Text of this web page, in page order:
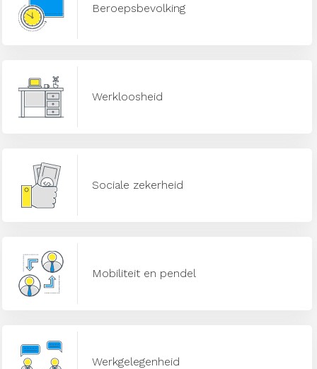
Beroepsbevolking
Werkloosheid
Sociale zekerheid
Mobiliteit en pendel
Werkgelegenheid